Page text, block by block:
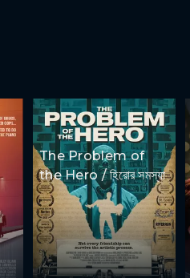
The Problem of
the Hero / হিরোর সমস্যা